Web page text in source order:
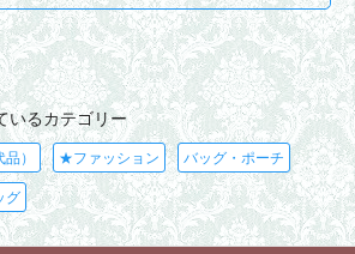
いるカテゴリー
） ★ファッション バッグ・ポーチ
グ